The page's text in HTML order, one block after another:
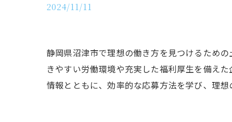
2024/11/11
静岡県沼津市で理想の働き方を見つけるため
きやすい労働環境や充実した福利厚生を備え
情報とともに、効率的な応募方法を学び、理想